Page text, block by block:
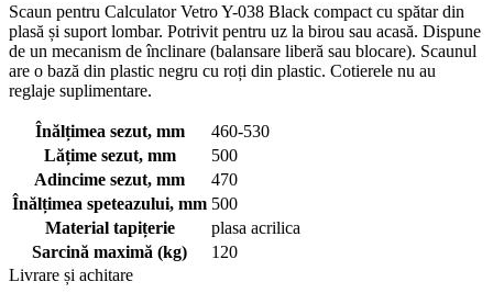
Scaun pentru Calculator Vetro Y-038 Black compact cu spătar din
plasă și suport lombar. Potrivit pentru uz la birou sau acasă. Dispune
de un mecanism de înclinare (balansare liberă sau blocare). Scaunul
are o bază din plastic negru cu roți din plastic. Cotierele nu au
reglaje suplimentare.
Înălțimea sezut, mm
460-530
Lățime sezut, mm
500
Adincime sezut, mm
470
Înălțimea speteazului, mm 500
Material tapițerie
plasa acrilica
Sarcină maximă (kg)
120
Livrare și achitare